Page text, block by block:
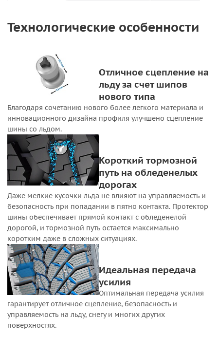
Технологические особенности
Отличное сцепление на
льду за счет шипов
нового типа
Благодаря сочетанию нового более легкого материала и
инновационного дизайна профиля улучшено сцепление
шины со льдом.
Короткий тормозной
путь на обледенелых
дорогах
Даже мелкие кусочки льда не влияют на управляемость и
безопасность при попадании в пятно контакта. Протектор
шины обеспечивает прямой контакт с обледенелой
дорогой, и тормозной путь остается максимально
коротким даже в сложных ситуациях.
Идеальная передача
усилия
Оптимальная передача усилия
гарантирует отличное сцепление, безопасность и
управляемость на льду, снегу и многих других
поверхностях.